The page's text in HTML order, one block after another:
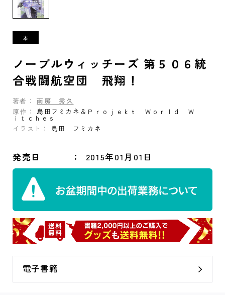
ノーブルウィッチーズ 第５０６統
合戦闘航空団 飛翔！
著者： 南房 秀久
原作：
島田フミカネ＆Ｐｒｏｊｅｋｔ Ｗｏｒｌｄ Ｗ
ｉｔｃｈｅｓ
イラスト：
島田 フミカネ
発売日 2015年01月01日
電子書籍